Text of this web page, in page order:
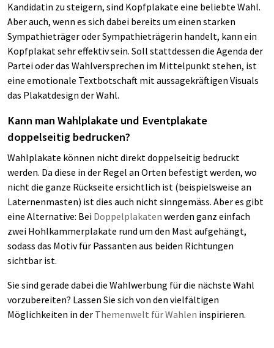
Kandidatin zu steigern, sind Kopfplakate eine beliebte Wahl.
Aber auch, wenn es sich dabei bereits um einen starken
Sympathieträger oder Sympathieträgerin handelt, kann ein
Kopfplakat sehr effektiv sein. Soll stattdessen die Agenda der
Partei oder das Wahlversprechen im Mittelpunkt stehen, ist
eine emotionale Textbotschaft mit aussagekräftigen Visuals
das Plakatdesign der Wahl.
Kann man Wahlplakate und Eventplakate
doppelseitig bedrucken?
Wahlplakate können nicht direkt doppelseitig bedruckt
werden. Da diese in der Regel an Orten befestigt werden, wo
nicht die ganze Rückseite ersichtlich ist (beispielsweise an
Laternenmasten) ist dies auch nicht sinngemäss. Aber es gibt
eine Alternative: Bei Doppelplakaten werden ganz einfach
zwei Hohlkammerplakate rund um den Mast aufgehängt,
sodass das Motiv für Passanten aus beiden Richtungen
sichtbar ist.
Sie sind gerade dabei die Wahlwerbung für die nächste Wahl
vorzubereiten? Lassen Sie sich von den vielfältigen
Möglichkeiten in der Themenwelt für Wahlen inspirieren.